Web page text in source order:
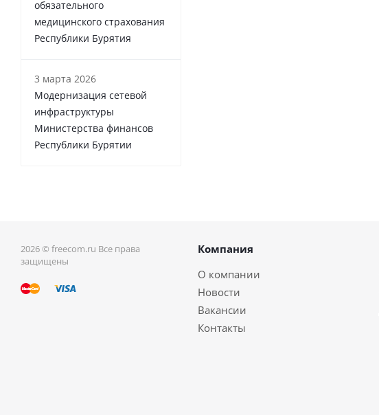
обязательного
медицинского страхования
Республики Бурятия
3 марта 2026
Модернизация сетевой
инфраструктуры
Министерства финансов
Республики Бурятии
2026 © freecom.ru Все права
защищены
Компания
О компании
Новости
Вакансии
Контакты